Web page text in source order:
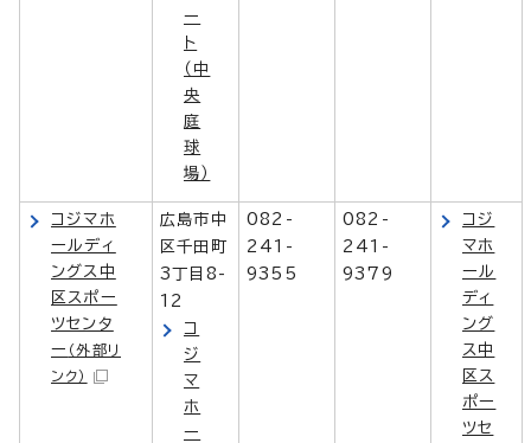
ー
ト
（中
央
庭
球
場）
コジマホ
ールディ
ングス中
区スポー
ツセンタ
ー （外部リ
ンク）
広島市中
区千田町
3丁目8-
12
コ
ジ
マ
ホ
ー
082-
241-
9355
082-
241-
9379
コジ
マホ
ール
ディ
ング
ス中
区ス
ポー
ツセ